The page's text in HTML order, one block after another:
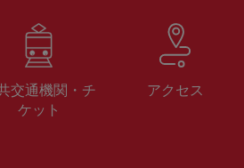
交通機関・チ
ケット
アクセス